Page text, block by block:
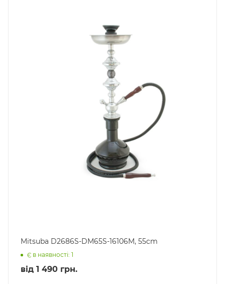
Mitsuba D2686S-DM65S-16106M, 55cm
Є в наявності: 1
від 1 490 грн.